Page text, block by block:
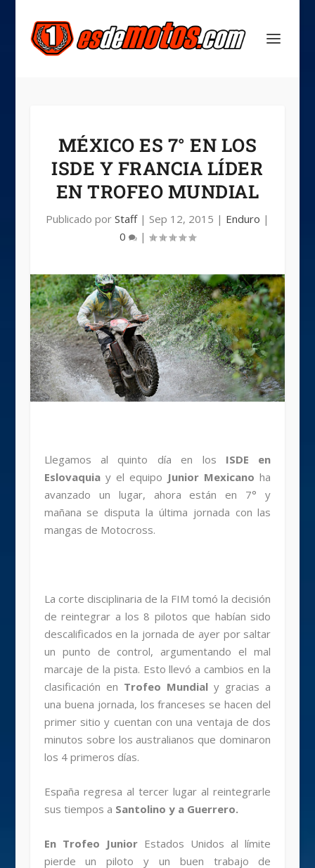
MÉXICO ES 7° EN LOS
ISDE Y FRANCIA LÍDER
EN TROFEO MUNDIAL
Publicado por Staff| Sep 12, 2015 | Enduro |
0
|
Llegamos al quinto día en los ISDE en
Eslovaquiay el equipo Junior Mexicano ha
avanzado un lugar, ahora están en 7° y
mañana se disputa la última jornada con las
mangas de Motocross.
La corte disciplinaria de la FIM tomó la decisión
de reintegrar a los 8 pilotos que habían sido
descalificados en la jornada de ayer por saltar
un punto de control, argumentando el mal
marcaje de la pista. Esto llevó a cambios en la
clasificación en Trofeo Mundial y gracias a
una buena jornada, los franceses se hacen del
primer sitio y cuentan con una ventaja de dos
minutos sobre los australianos que dominaron
los 4 primeros días.
España regresa al tercer lugar al reintegrarle
sus tiempos a Santolino y a Guerrero.
En Trofeo JuniorEstados Unidos al límite
pierde un piloto y un buen trabajo de